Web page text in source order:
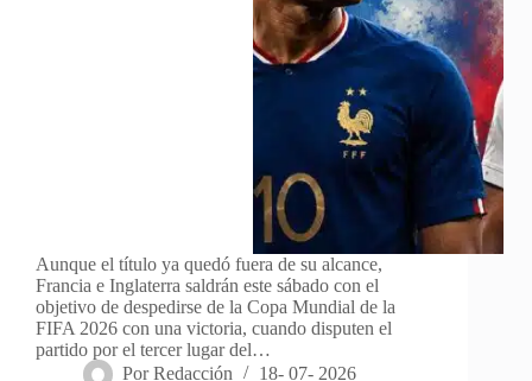
Aunque el título ya quedó fuera de su alcance,
Francia e Inglaterra saldrán este sábado con el
objetivo de despedirse de la Copa Mundial de la
FIFA 2026 con una victoria, cuando disputen el
partido por el tercer lugar del…
Por Redacción 18- 07- 2026